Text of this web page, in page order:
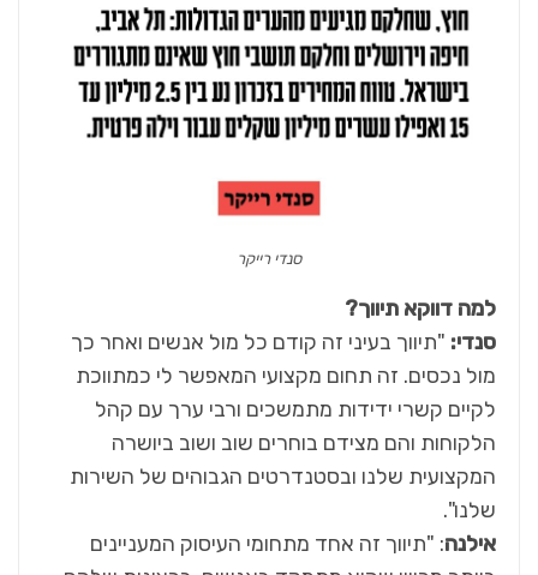
סנדי רייקר
למה דווקא תיווך?
סנדי: "תיווך בעיני זה קודם כל מול אנשים ואחר כך
מול נכסים. זה תחום מקצועי המאפשר לי כמתווכת
לקיים קשרי ידידות מתמשכים ורבי ערך עם קהל
הלקוחות והם מצידם בוחרים שוב ושוב ביושרה
המקצועית שלנו ובסטנדרטים הגבוהים של השירות
שלנו".
אילנה: "תיווך זה אחד מתחומי העיסוק המעניינים